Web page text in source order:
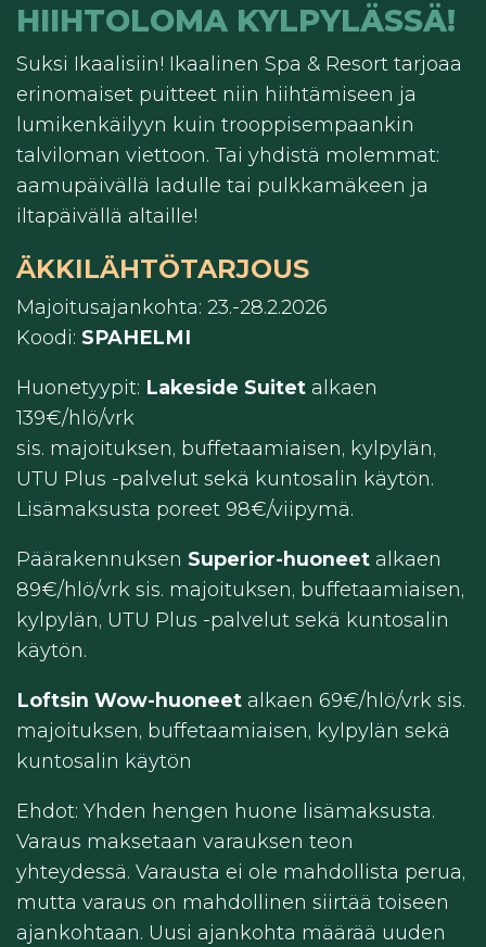
HIIHTOLOMA KYLPYLÄSSÄ!
Suksi Ikaalisiin! Ikaalinen Spa & Resort tarjoaa
erinomaiset puitteet niin hiihtämiseen ja
lumikenkäilyyn kuin trooppisempaankin
talviloman viettoon. Tai yhdistä molemmat:
aamupäivällä ladulle tai pulkkamäkeen ja
iltapäivällä altaille!
ÄKKILÄHTÖTARJOUS
Majoitusajankohta: 23.-28.2.2026
Koodi: SPAHELMI
Huonetyypit: Lakeside Suitet alkaen
139€/hlö/vrk
sis. majoituksen, buffetaamiaisen, kylpylän,
UTU Plus -palvelut sekä kuntosalin käytön.
Lisämaksusta poreet 98€/viipymä.
Päärakennuksen Superior-huoneet alkaen
89€/hlö/vrk sis. majoituksen, buffetaamiaisen,
kylpylän, UTU Plus -palvelut sekä kuntosalin
käytön.
Loftsin Wow-huoneet alkaen 69€/hlö/vrk sis.
majoituksen, buffetaamiaisen, kylpylän sekä
kuntosalin käytön
Ehdot: Yhden hengen huone lisämaksusta.
Varaus maksetaan varauksen teon
yhteydessä. Varausta ei ole mahdollista perua,
mutta varaus on mahdollinen siirtää toiseen
ajankohtaan. Uusi ajankohta määrää uuden